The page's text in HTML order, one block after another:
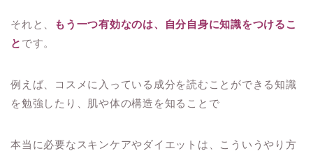
それと、
もう一つ有効なのは、自分自身に知識をつけるこ
と です。
例えば、コスメに入っている成分を読むことができる知識
を勉強したり、肌や体の構造を知ることで
本当に必要なスキンケアやダイエットは、こういうやり方